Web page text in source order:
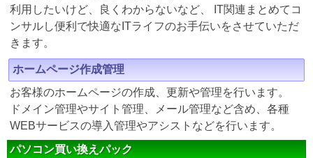
利用したいけど、良くわからないなど、 IT関連まとめてコ
ンサルし便利で快適なITライフのお手伝いをさせていただ
きます。
ホームページ作成管理
お客様のホームページの作成、更新や管理を行います。
ドメイン管理やサイト管理、メール管理など含め、各種
WEBサービスの導入管理やアシストなどを行います。
パソコン買い換えパック